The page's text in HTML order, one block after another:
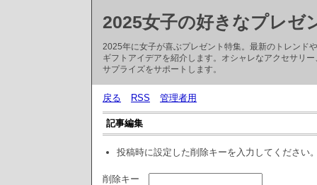
2025女子の好きなプレゼ
2025年に女子が喜ぶプレゼント特集。最新のトレンド
ギフトアイデアを紹介します。オシャレなアクセサリ
サプライズをサポートします。
戻る RSS 管理者用
記事編集
投稿時に設定した削除キーを入力してください
削除キー